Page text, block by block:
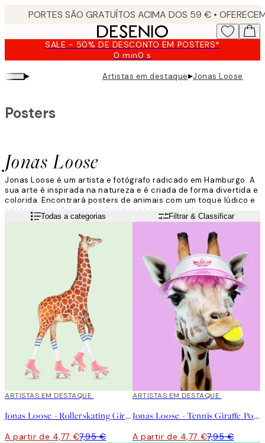
SALE - 50% DE DESCONTO EM POSTERS*
0 min0 s
Válido
2026-
▸ Artistas em destaque▸Jonas Loose
Jonas Loose
Posters
Jonas Loose é um artista e fotógrafo radicado em Hamburgo. A
sua arte é inspirada na natureza e é criada de forma divertida e
colorida. Encontrará posters de animais com um toque lúdico e
posters inovadores para iluminar as suas paredes.
Leia maisTodas a categorias Filtrar & Classificar
40%*
ARTISTAS EM DESTAQUE
Jonas Loose - Rollerskating Giraffe Poster
A partir de 4,77 €7,95 €
40%*
ARTISTAS EM DESTAQUE
Jonas Loose - Tennis Giraffe Poster
A partir de 4,77 €7,95 €